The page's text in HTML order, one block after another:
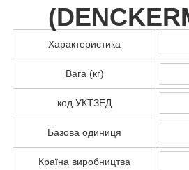
(
Характеристика
Вага (кг)
код УКТЗЕД
Базова одиниця
Країна виробництва